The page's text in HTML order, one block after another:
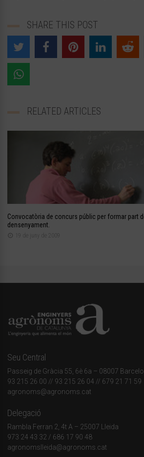
SHARE THIS POST
RELATED ARTICLES
Convocatòria de concurs públic per formar part
densenyament.
19 de juny de 2009
Seu Central
Passeig de Gràcia 55, 6è 6a – 08007
93 215 26 00 // 93 215 26 04 // 679 21 71 59
agronoms@agronoms.cat
Delegació
Rambla Ferran 2, 4t A – 25007 Lleida
973 24 43 32 / 686 17 90 48
agronomslleida@agronoms.cat